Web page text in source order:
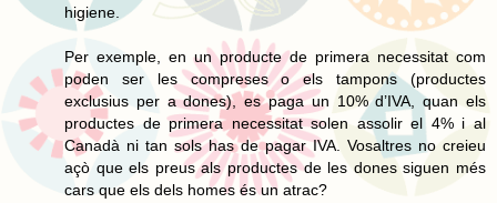
higiene.
Per exemple, en un producte de primera necessitat com
poden ser les compreses o els tampons (productes
exclusius per a dones), es paga un 10% d’IVA, quan els
productes de primera necessitat solen assolir el 4% i al
Canadà ni tan sols has de pagar IVA. Vosaltres no creieu
açò que els preus als productes de les dones siguen més
cars que els dels homes és un atrac?